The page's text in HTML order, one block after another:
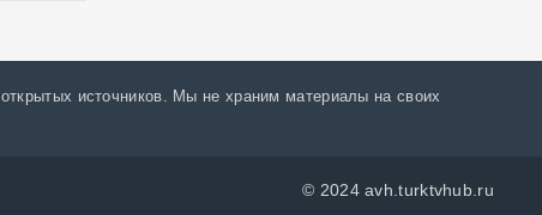
источников. Мы не храним материалы на своих
© 2024 avh.turktvhub.ru